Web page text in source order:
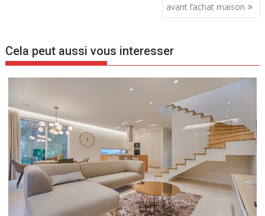
i
g
i
o
n
d
e
l
’
avant l’achat maison
Cela peut aussi vous interesser